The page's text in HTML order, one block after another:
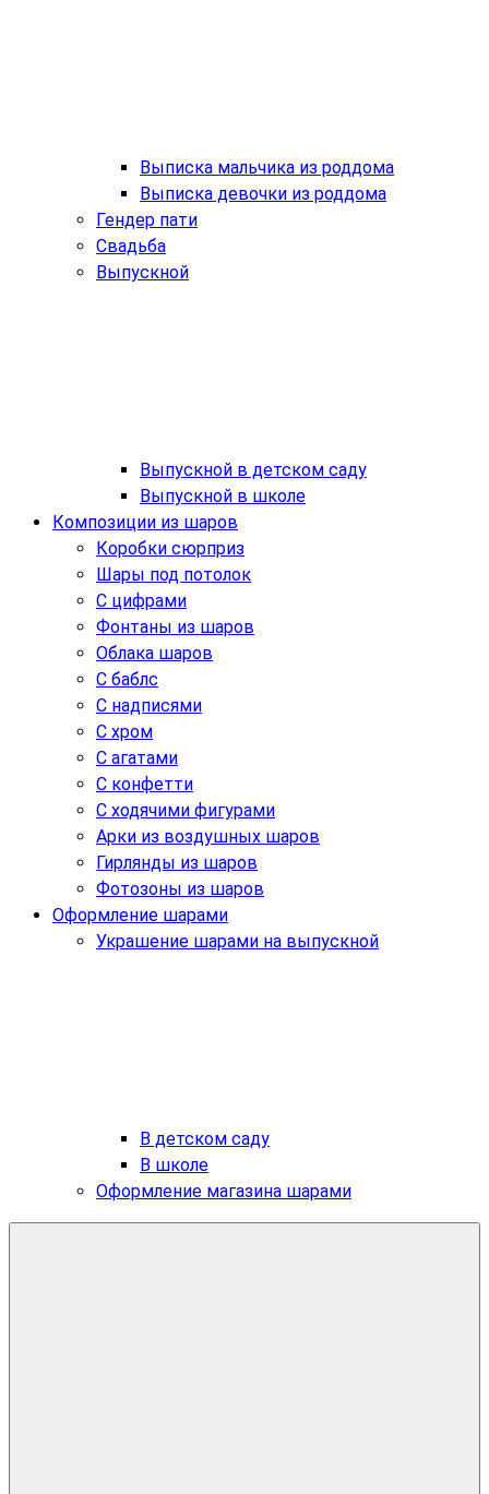
Выписка мальчика из роддома
Выписка девочки из роддома
Гендер пати
Свадьба
Выпускной
Выпускной в детском саду
Выпускной в школе
Композиции из шаров
Коробки сюрприз
Шары под потолок
С цифрами
Фонтаны из шаров
Облака шаров
С баблс
С надписями
С хром
С агатами
С конфетти
С ходячими фигурами
Арки из воздушных шаров
Гирлянды из шаров
Фотозоны из шаров
Оформление шарами
Украшение шарами на выпускной
В детском саду
В школе
Оформление магазина шарами